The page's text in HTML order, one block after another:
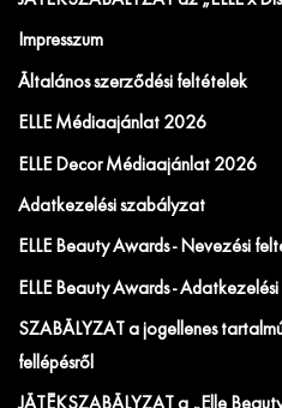
Impresszum
Általános szerződési feltételek
ELLE Médiaajánlat 2026
ELLE Decor Médiaajánlat 2026
Adatkezelési szabályzat
ELLE Beauty Awards - Nevezési
ELLE Beauty Awards -
SZABÁLYZAT a jogellenes
fellépésről